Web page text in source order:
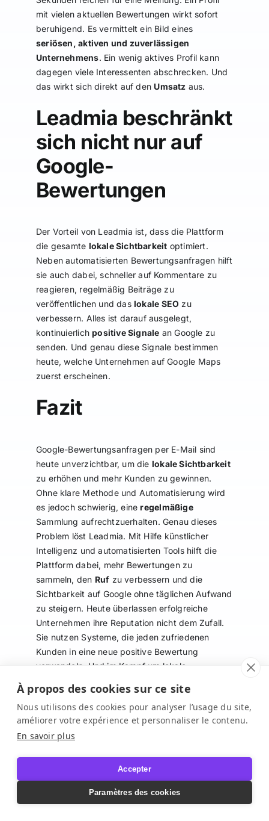
À propos des cookies sur ce site
Nous utilisons des cookies pour analyser l’usage du site,
améliorer votre expérience et personnaliser le contenu.
En savoir plus
Accepter
Paramètres des cookies
mit vielen aktuellen Bewertungen wirkt sofort
beruhigend. Es vermittelt ein Bild eines
seriösen, aktiven und zuverlässigen
Unternehmens. Ein wenig aktives Profil kann
dagegen viele Interessenten abschrecken. Und
das wirkt sich direkt auf den Umsatz aus.
Leadmia beschränkt
sich nicht nur auf
Google-
Bewertungen
Der Vorteil von Leadmia ist, dass die Plattform
die gesamte lokale Sichtbarkeit optimiert.
Neben automatisierten Bewertungsanfragen hilft
sie auch dabei, schneller auf Kommentare zu
reagieren, regelmäßig Beiträge zu
veröffentlichen und daslokale SEO zu
verbessern. Alles ist darauf ausgelegt,
kontinuierlichpositive Signale an Google zu
senden. Und genau diese Signale bestimmen
heute, welche Unternehmen auf Google Maps
zuerst erscheinen.
Fazit
Google-Bewertungsanfragen per E-Mail sind
heute unverzichtbar, um die lokale Sichtbarkeit
zu erhöhen und mehr Kunden zu gewinnen.
Ohne klare Methode und Automatisierung wird
es jedoch schwierig, eineregelmäßige
Sammlung aufrechtzuerhalten. Genau dieses
Problem löst Leadmia. Mit Hilfe künstlicher
Intelligenz und automatisierten Tools hilft die
Plattform dabei, mehr Bewertungen zu
sammeln, den Ruf zu verbessern und die
Sichtbarkeit auf Google ohne täglichen Aufwand
zu steigern. Heute überlassen erfolgreiche
Unternehmen ihre Reputation nicht dem Zufall.
Sie nutzen Systeme, die jeden zufriedenen
Kunden in eine neue positive Bewertung
verwandeln. Und im Kampf um lokale
Bewertungen einen enormen Unterschied
machen.
Découvrez pourquoi acheter des avis c’est une